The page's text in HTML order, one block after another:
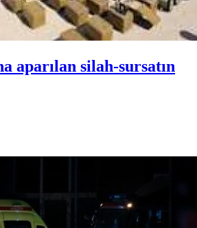
aparılan silah-sursatın